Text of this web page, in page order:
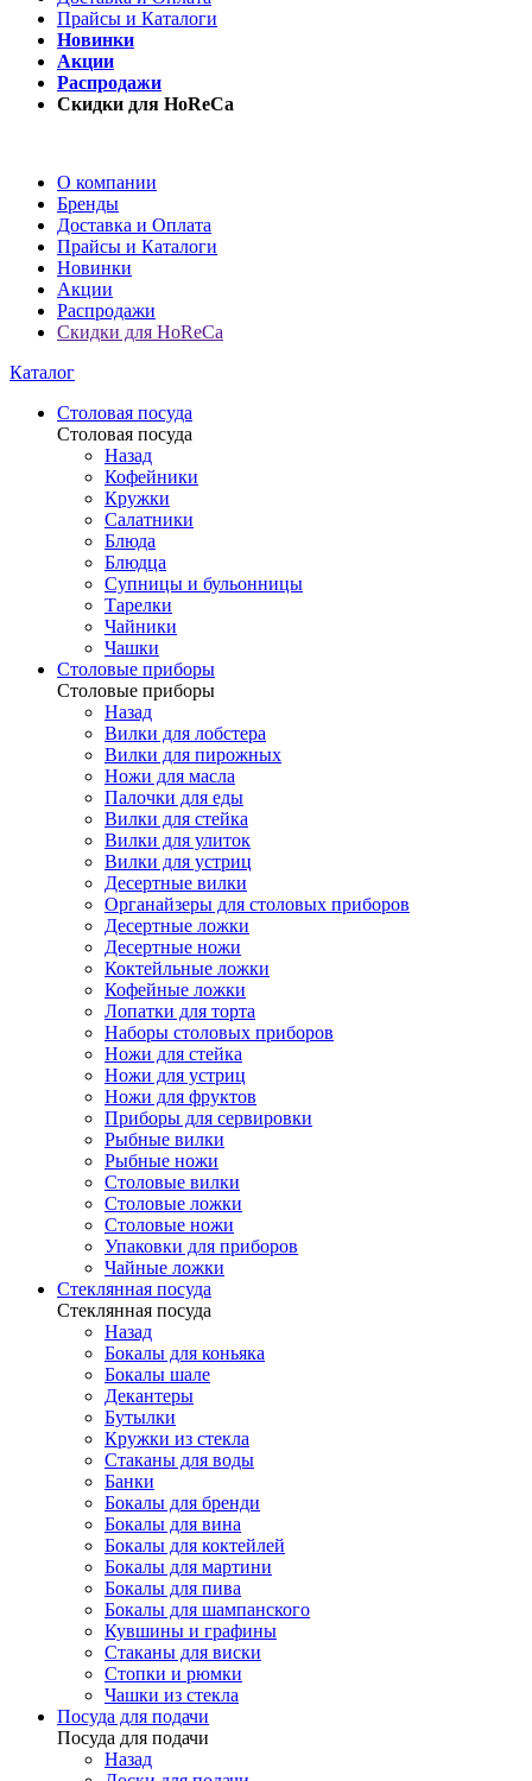
Прайсы и Каталоги
Новинки
Акции
Распродажи
Скидки для HoReCa
О компании
Бренды
Доставка и Оплата
Прайсы и Каталоги
Новинки
Акции
Распродажи
Скидки для HoReCa
Каталог
Столовая посуда
Столовая посуда
Назад
Кофейники
Кружки
Салатники
Блюда
Блюдца
Супницы и бульонницы
Тарелки
Чайники
Чашки
Cтоловые приборы
Cтоловые приборы
Назад
Вилки для лобстера
Вилки для пирожных
Ножи для масла
Палочки для еды
Вилки для стейка
Вилки для улиток
Вилки для устриц
Десертные вилки
Органайзеры для столовых приборов
Десертные ложки
Десертные ножи
Коктейльные ложки
Кофейные ложки
Лопатки для торта
Наборы столовых приборов
Ножи для стейка
Ножи для устриц
Ножи для фруктов
Приборы для сервировки
Рыбные вилки
Рыбные ножи
Столовые вилки
Столовые ложки
Столовые ножи
Упаковки для приборов
Чайные ложки
Стеклянная посуда
Стеклянная посуда
Назад
Бокалы для коньяка
Бокалы шале
Декантеры
Бутылки
Кружки из стекла
Стаканы для воды
Банки
Бокалы для бренди
Бокалы для вина
Бокалы для коктейлей
Бокалы для мартини
Бокалы для пива
Бокалы для шампанского
Кувшины и графины
Стаканы для виски
Стопки и рюмки
Чашки из стекла
Посуда для подачи
Посуда для подачи
Назад